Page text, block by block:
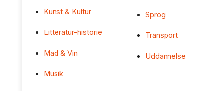
Kunst & Kultur
Litteratur-historie
Mad & Vin
Musik
Sprog
Transport
Uddannelse